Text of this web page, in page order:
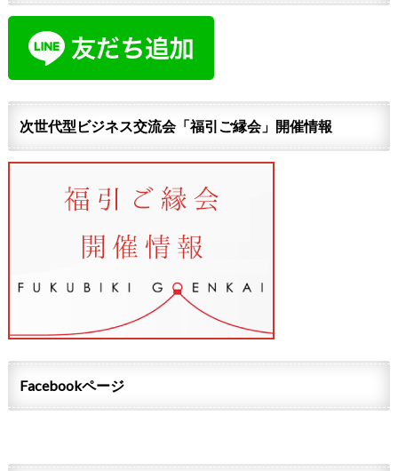
次世代型ビジネス交流会「福引ご縁会」開催情報
Facebookページ